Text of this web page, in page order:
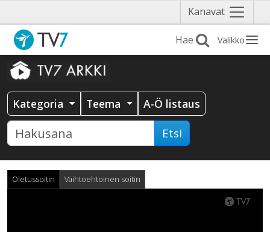
Kanavat Näytä
valikko
Valikko
Kategoria Teema A-Ö listaus
Etsi
Oletussoitin Vaihtoehtoinen soitin